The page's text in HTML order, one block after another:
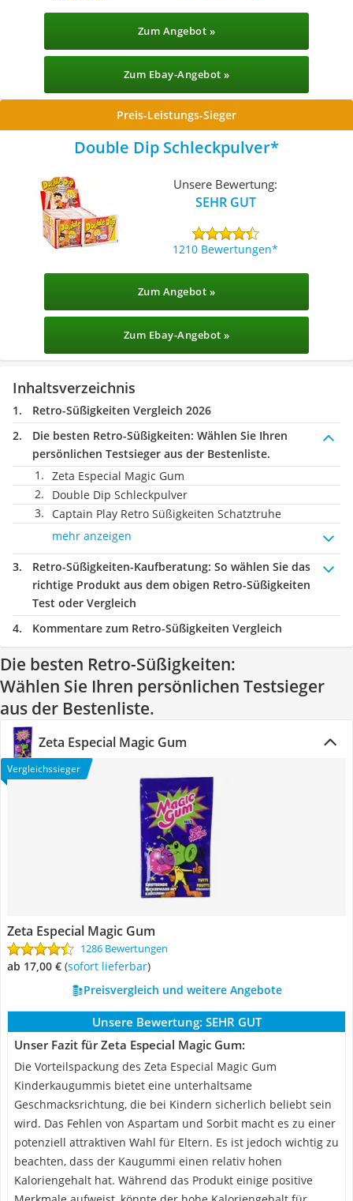
Zum Angebot »
Zum Ebay-Angebot »
Preis-Leistungs-Sieger
Double Dip Schleckpulver
Unsere Bewertung:
SEHR GUT
1210 Bewertungen
Zum Angebot »
Zum Ebay-Angebot »
Inhaltsverzeichnis
Retro-Süßigkeiten Vergleich 2026
Die besten Retro-Süßigkeiten: Wählen Sie Ihren
persönlichen Testsieger aus der Bestenliste.
Zeta Especial Magic Gum
Double Dip Schleckpulver
Captain Play Retro Süßigkeiten Schatztruhe
mehr anzeigen
Retro-Süßigkeiten-Kaufberatung: So wählen Sie das
richtige Produkt aus dem obigen Retro-Süßigkeiten
Test oder Vergleich
Kommentare zum Retro-Süßigkeiten Vergleich
Die besten Retro-Süßigkeiten:
Wählen Sie Ihren persönlichen Testsieger
aus der Bestenliste.
Zeta Especial Magic Gum
Vergleichssieger
Zeta Especial Magic Gum
1286 Bewertungen
ab 17,00 € ( Sofort lieferbar)
Preisvergleich und weitere Angebote
Unsere Bewertung: SEHR GUT
Unser Fazit für Zeta Especial Magic Gum:
Die Vorteilspackung des Zeta Especial Magic Gum
Kinderkaugummis bietet eine unterhaltsame
Geschmacksrichtung, die bei Kindern sicherlich beliebt sein
wird. Das Fehlen von Aspartam und Sorbit macht es zu einer
potenziell attraktiven Wahl für Eltern. Es ist jedoch wichtig zu
beachten, dass der Kaugummi einen relativ hohen
Kaloriengehalt hat. Während das Produkt einige positive